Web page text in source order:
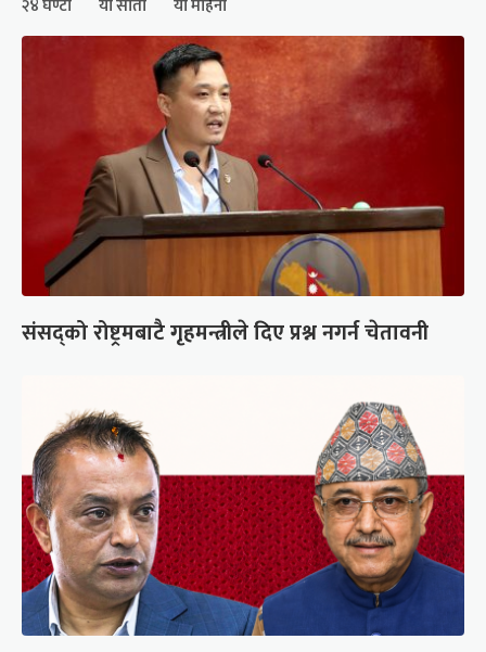
२४ घण्टा यो साता यो महिना
संसद्को रोष्ट्रमबाटै गृहमन्त्रीले दिए प्रश्न नगर्न चेतावनी